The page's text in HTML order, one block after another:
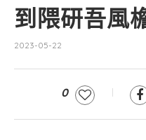
到隈研吾風
2023-05-22
0